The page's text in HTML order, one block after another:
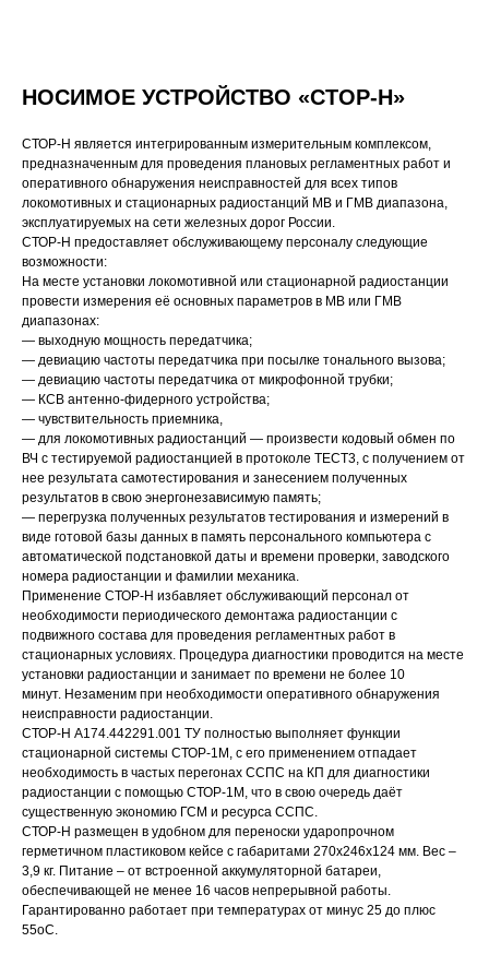
НОСИМОЕ УСТРОЙСТВО «СТОР-Н»
СТОР-Н является интегрированным измерительным комплексом,
предназначенным для проведения плановых регламентных работ и
оперативного обнаружения неисправностей для всех типов
локомотивных и стационарных радиостанций МВ и ГМВ диапазона,
эксплуатируемых на сети железных дорог России.
СТОР-Н предоставляет обслуживающему персоналу следующие
возможности:
На месте установки локомотивной или стационарной радиостанции
провести измерения её основных параметров в МВ или ГМВ
диапазонах:
— выходную мощность передатчика;
— девиацию частоты передатчика при посылке тонального вызова;
— девиацию частоты передатчика от микрофонной трубки;
— КСВ антенно-фидерного устройства;
— чувствительность приемника,
— для локомотивных радиостанций — произвести кодовый обмен по
ВЧ с тестируемой радиостанцией в протоколе ТЕСТ3, с получением от
нее результата самотестирования и занесением полученных
результатов в свою энергонезависимую память;
— перегрузка полученных результатов тестирования и измерений в
виде готовой базы данных в память персонального компьютера с
автоматической подстановкой даты и времени проверки, заводского
номера радиостанции и фамилии механика.
Применение СТОР-Н избавляет обслуживающий персонал от
необходимости периодического демонтажа радиостанции с
подвижного состава для проведения регламентных работ в
стационарных условиях. Процедура диагностики проводится на месте
установки радиостанции и занимает по времени не более 10
минут. Незаменим при необходимости оперативного обнаружения
неисправности радиостанции.
СТОР-Н А174.442291.001 ТУ полностью выполняет функции
стационарной системы СТОР-1М, с его применением отпадает
необходимость в частых перегонах ССПС на КП для диагностики
радиостанции с помощью СТОР-1М, что в свою очередь даёт
существенную экономию ГСМ и ресурса ССПС.
СТОР-Н размещен в удобном для переноски ударопрочном
герметичном пластиковом кейсе с габаритами 270х246х124 мм. Вес –
3,9 кг. Питание – от встроенной аккумуляторной батареи,
обеспечивающей не менее 16 часов непрерывной работы.
Гарантированно работает при температурах от минус 25 до плюс
55оС.